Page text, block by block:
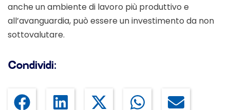
anche un ambiente di lavoro più produttivo e
all’avanguardia, può essere un investimento da non
sottovalutare.
Condividi: